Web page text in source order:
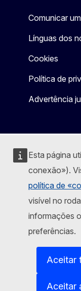
Esta página
conexão»).
política de
visível no
informações
preferências.
Aceitar
Aceitar
Comunicar
Línguas dos
Cookies
Política de
Advertência